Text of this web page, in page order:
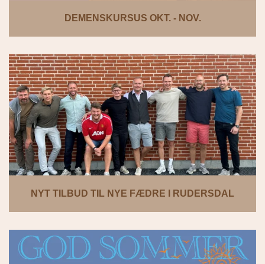
DEMENSKURSUS OKT. - NOV.
NYT TILBUD TIL NYE FÆDRE I RUDERSDAL